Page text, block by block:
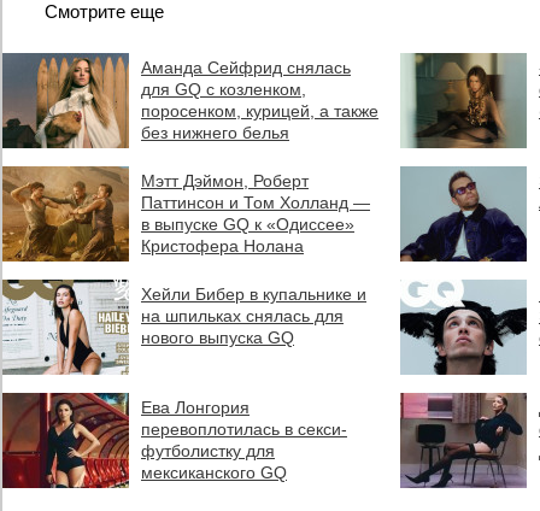
Смотрите еще
Аманда Сейфрид снялась
для GQ с козленком,
поросенком, курицей, а также
без нижнего белья
Мэтт Дэймон, Роберт
Паттинсон и Том Холланд —
в выпуске GQ к «Одиссее»
Кристофера Нолана
Хейли Бибер в купальнике и
на шпильках снялась для
нового выпуска GQ
Ева Лонгория
перевоплотилась в секси-
футболистку для
мексиканского GQ